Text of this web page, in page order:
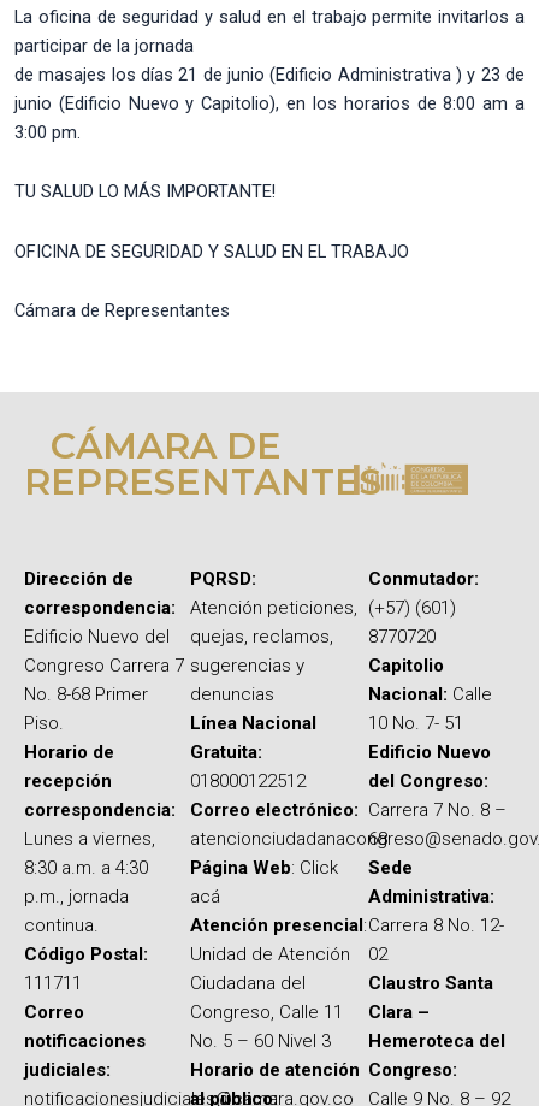
La oficina de seguridad y salud en el trabajo permite invitarlos a
participar de la jornada
de masajes los días 21 de junio (Edificio Administrativa ) y 23 de
junio (Edificio Nuevo y Capitolio), en los horarios de 8:00 am a
3:00 pm.
TU SALUD LO MÁS IMPORTANTE!
OFICINA DE SEGURIDAD Y SALUD EN EL TRABAJO
Cámara de Representantes
CÁMARA DE
REPRESENTANTES
Dirección de
correspondencia:
Edificio Nuevo del
Congreso Carrera 7
No. 8-68 Primer
Piso.
Horario de
recepción
correspondencia:
Lunes a viernes,
8:30 a.m. a 4:30
p.m., jornada
continua.
Código Postal:
111711
Correo
notificaciones
judiciales:
notificacionesjudiciales@camara.gov.co
PQRSD:
Atención peticiones,
quejas, reclamos,
sugerencias y
denuncias
Línea Nacional
Gratuita:
018000122512
Correo electrónico:
Página Web: Click
acá
Atención presencial:
Unidad de Atención
Ciudadana del
Congreso, Calle 11
No. 5 – 60 Nivel 3
Horario de atención
al público:
Conmutador:
(+57) (601)
8770720
Capitolio
Nacional: Calle
10 No. 7- 51
Edificio Nuevo
del Congreso:
Carrera 7 No. 8 –
68
Sede
Administrativa:
Carrera 8 No. 12-
02
Claustro Santa
Clara –
Hemeroteca del
Congreso:
Calle 9 No. 8 – 92